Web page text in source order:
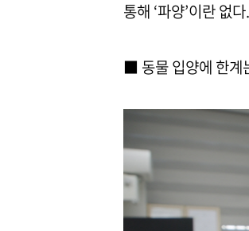
통해 ‘파양’이란 없
■ 동물 입양에 한계